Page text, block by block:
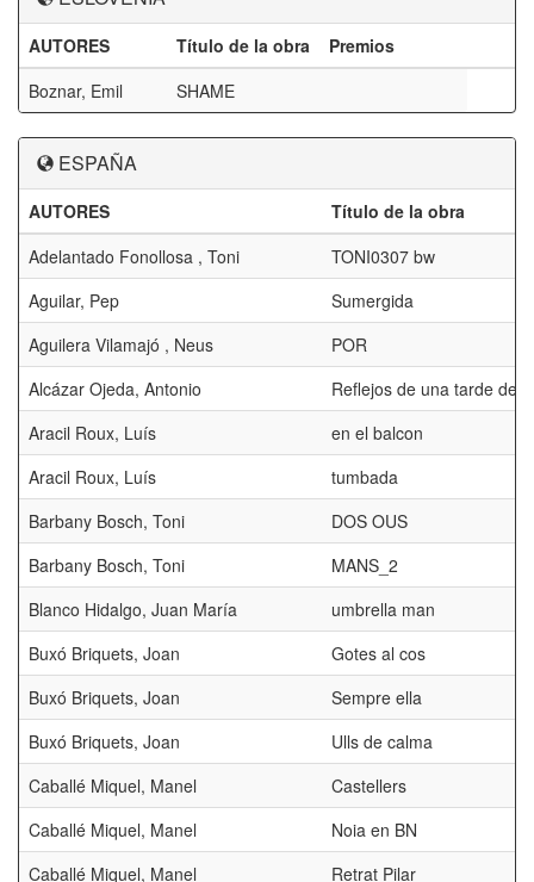
AUTORES Título de la obra
Premios
Boznar, Emil
SHAME
ESPAÑA
AUTORES
Título de la obra
Adelantado Fonollosa , Toni
TONI0307 bw
Aguilar, Pep
Sumergida
Aguilera Vilamajó , Neus
POR
Alcázar Ojeda, Antonio
Reflejos de una tarde de
Aracil Roux, Luís
en el balcon
Aracil Roux, Luís
tumbada
Barbany Bosch, Toni
DOS OUS
Barbany Bosch, Toni
MANS_2
Blanco Hidalgo, Juan María
umbrella man
Buxó Briquets, Joan
Gotes al cos
Buxó Briquets, Joan
Sempre ella
Buxó Briquets, Joan
Ulls de calma
Caballé Miquel, Manel
Castellers
Caballé Miquel, Manel
Noia en BN
Caballé Miquel, Manel
Retrat Pilar